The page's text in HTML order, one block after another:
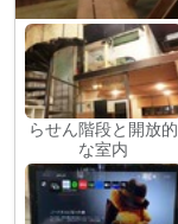
らせん階段と開放的
な室内